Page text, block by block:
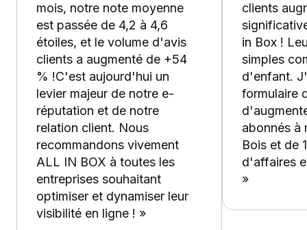
mois, notre note moyenne
est passée de 4,2 à 4,6
étoiles, et le volume d'avis
clients a augmenté de +54
% !C'est aujourd'hui un
levier majeur de notre e-
réputation et de notre
relation client. Nous
recommandons vivement
ALL IN BOX à toutes les
entreprises souhaitant
optimiser et dynamiser leur
visibilité en ligne ! »
clients
in Box !
simples
d'enfant.
formulaire
abonnés à
Bois et de
d'affaires
»